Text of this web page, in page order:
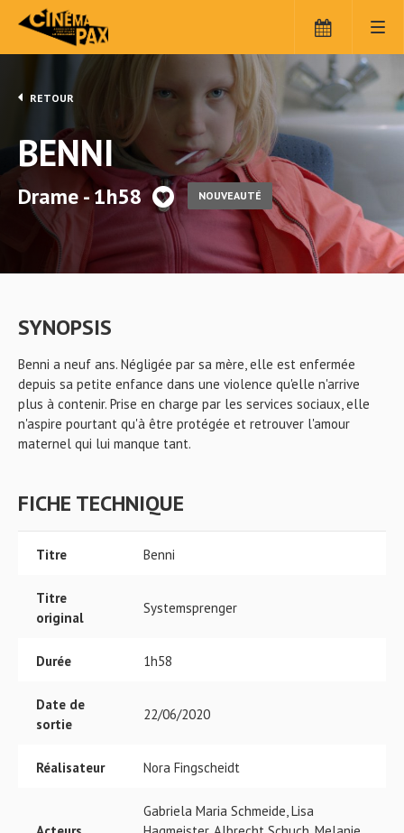
RETOUR
BENNI
Drame - 1h58 NOUVEAUTÉ
SYNOPSIS
Benni a neuf ans. Négligée par sa mère, elle est enfermée
depuis sa petite enfance dans une violence qu'elle n'arrive
plus à contenir. Prise en charge par les services sociaux, elle
n'aspire pourtant qu'à être protégée et retrouver l'amour
maternel qui lui manque tant.
FICHE TECHNIQUE
Titre Benni
Titre
original
Systemsprenger
Durée 1h58
Date de
sortie
22/06/2020
Réalisateur Nora Fingscheidt
Gabriela Maria Schmeide, Lisa